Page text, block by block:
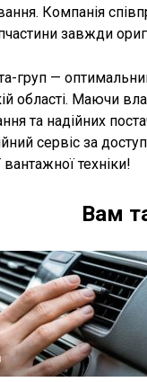
Компанія
завжди
груп —
області. Маючи
та надійних
сервіс за
вантажної техніки!
Вам